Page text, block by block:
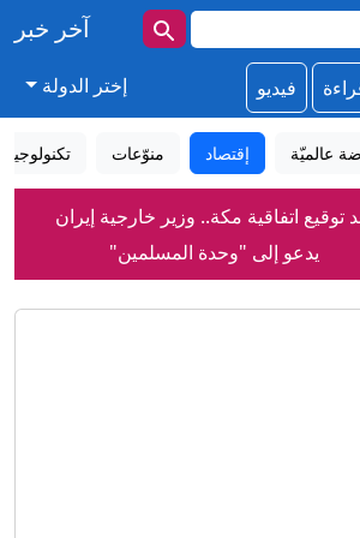
آخر خبر
فيديو إختر الدولة
عالميّة إقتصاد منوّعات تكنولوجيا
توقيع اتفاقية مكة.. وزير خارجية إيران
يدعو إلى "وحدة المسلمين"
"بوتين قد يهاجم إحدى دول الناتو".. ما